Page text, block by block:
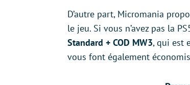
D’autre part, Micromania
le jeu. Si vous n’avez pas la
Standard + COD MW3, qui est
vous font également